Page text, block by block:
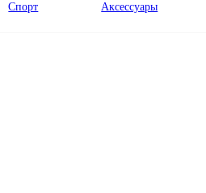
Спорт Аксессуары